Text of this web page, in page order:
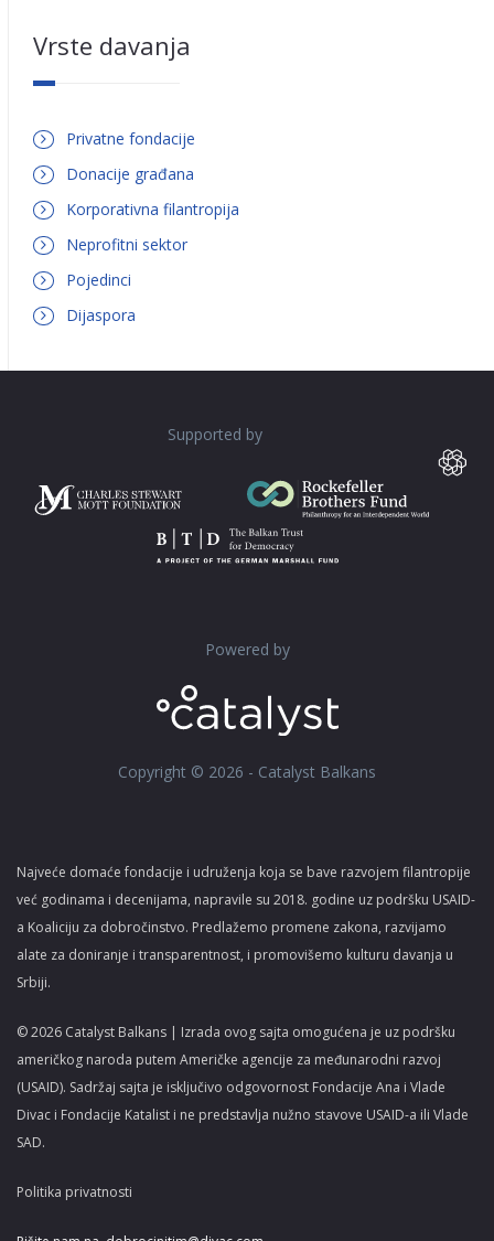
Vrste davanja
Privatne fondacije
Donacije građana
Korporativna filantropija
Neprofitni sektor
Pojedinci
Dijaspora
Supported by
Powered by
Copyright © 2026 - Catalyst Balkans
Najveće domaće fondacije i udruženja koja se bave razvojem filantropije
već godinama i decenijama, napravile su 2018. godine uz podršku USAID-
a Koaliciju za dobročinstvo. Predlažemo promene zakona, razvijamo
alate za doniranje i transparentnost, i promovišemo kulturu davanja u
Srbiji.
© 2026 Catalyst Balkans | Izrada ovog sajta omogućena je uz podršku
američkog naroda putem Američke agencije za međunarodni razvoj
(USAID). Sadržaj sajta je isključivo odgovornost Fondacije Ana i Vlade
Divac i Fondacije Katalist i ne predstavlja nužno stavove USAID-a ili Vlade
SAD.
Politika privatnosti